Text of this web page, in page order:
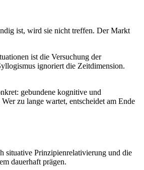
ist, wird sie nicht treffen. Der Markt
ist die Versuchung der
ignoriert die Zeitdimension.
gebundene kognitive und
zu lange wartet, entscheidet am Ende
situative Prinzipienrelativierung und die
dauerhaft prägen.